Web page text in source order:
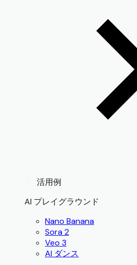
活用例
AI プレイグラウンド
Nano Banana
Sora 2
Veo 3
AI ダンス